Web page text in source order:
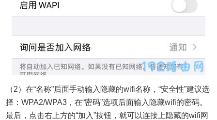
（2）在“名称”后面手动输入隐藏的wifi名称，“安全性”建议选
择：WPA2/WPA3，在“密码”选项后面输入隐藏wifi的密码。
最后，点击右上方的“加入”按钮，就可以连接上隐藏的wifi网